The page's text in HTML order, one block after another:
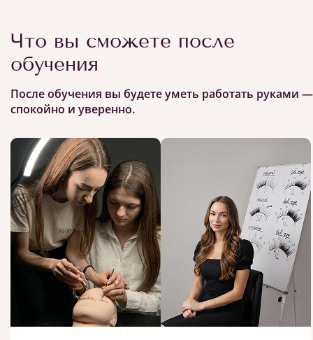
Что вы сможете после
обучения
После обучения вы будете уметь работать руками —
спокойно и уверенно.